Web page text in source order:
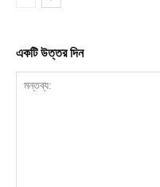
একটি উত্তর দিন